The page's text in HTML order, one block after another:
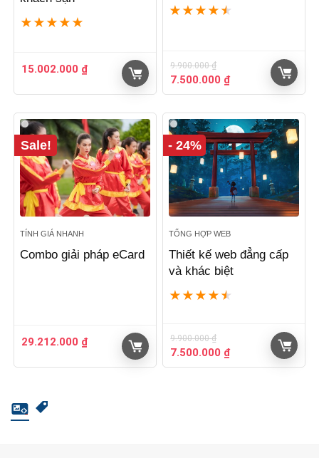
★ ★ ★ ★ ★
15.002.000 ₫
★ ★ ★ ★ ★
9.900.000₫
Giá
gốc
9.900.000 ₫.
7.500.000 ₫Giá
hiện
là:
7.500.000 ₫.
Sale!
TÍNH GIÁ NHANH
Combo giải pháp eCard
29.212.000 ₫
- 24%
TỔNG HỢP WEB
Thiết kế web đẳng cấp
và khác biệt
★ ★ ★ ★ ★
9.900.000₫
Giá
gốc
7.500.000 ₫Giá
hiện